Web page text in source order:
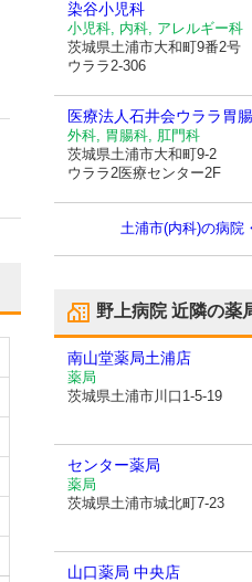
染谷小児科
小児科, 内科, アレルギー科
茨城県土浦市大和町9番2号
ウララ2-306
医療法人石井会ウララ胃
外科, 胃腸科, 肛門科
茨城県土浦市大和町9-2
ウララ2医療センター2F
土浦市(内科)の病院
野上病院近隣の薬
南山堂薬局土浦店
薬局
茨城県土浦市川口1-5-19
センター薬局
薬局
茨城県土浦市城北町7-23
山口薬局 中央店